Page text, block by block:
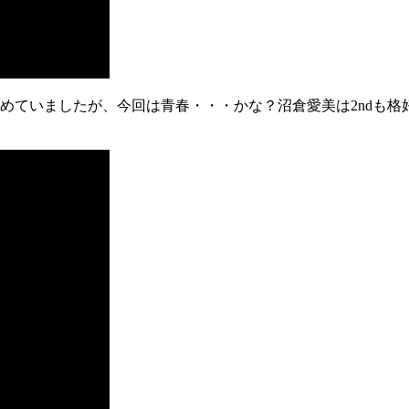
ていましたが、今回は青春・・・かな？沼倉愛美は2ndも